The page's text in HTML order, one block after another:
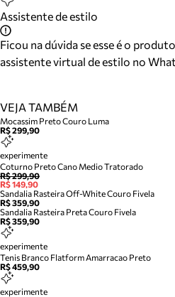
Assistente de estilo
Ficou na dúvida se esse é o
assistente virtual de estilo no
VEJA TAMBÉM
Mocassim Preto Couro Luma
R$ 299,90
experimente
Coturno Preto Cano Medio Tratorado
R$ 299,90
R$ 149,90
Sandalia Rasteira Off-White Couro Fivela
R$ 359,90
Sandalia Rasteira Preta Couro Fivela
R$ 359,90
experimente
Tenis Branco Flatform Amarracao Preto
R$ 459,90
experimente